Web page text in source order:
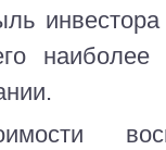
наиболее